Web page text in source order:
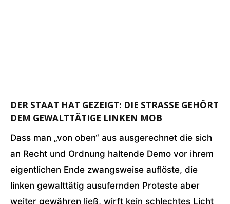
DER STAAT HAT GEZEIGT: DIE STRASSE GEHÖRT D
EM GEWALTTÄTIGE LINKEN MOB
Dass man „von oben“ aus ausgerechnet die sich
an Recht und Ordnung haltende Demo vor ihrem
eigentlichen Ende zwangsweise auflöste, die
linken gewalttätig ausufernden Proteste aber
weiter gewähren ließ, wirft kein schlechtes Licht